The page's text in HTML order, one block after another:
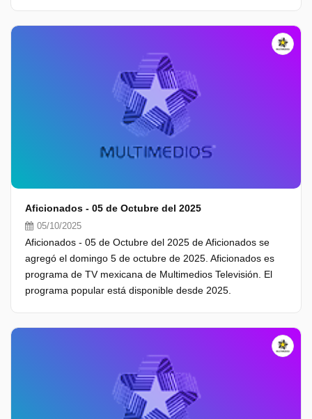
Aficionados - 05 de Octubre del 2025
05/10/2025
Aficionados - 05 de Octubre del 2025 de Aficionados se
agregó el domingo 5 de octubre de 2025. Aficionados es
programa de TV mexicana de Multimedios Televisión. El
programa popular está disponible desde 2025.